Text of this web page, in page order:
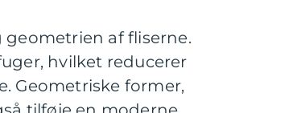
geometrien af fliserne.
hvilket reducerer
Geometriske former,